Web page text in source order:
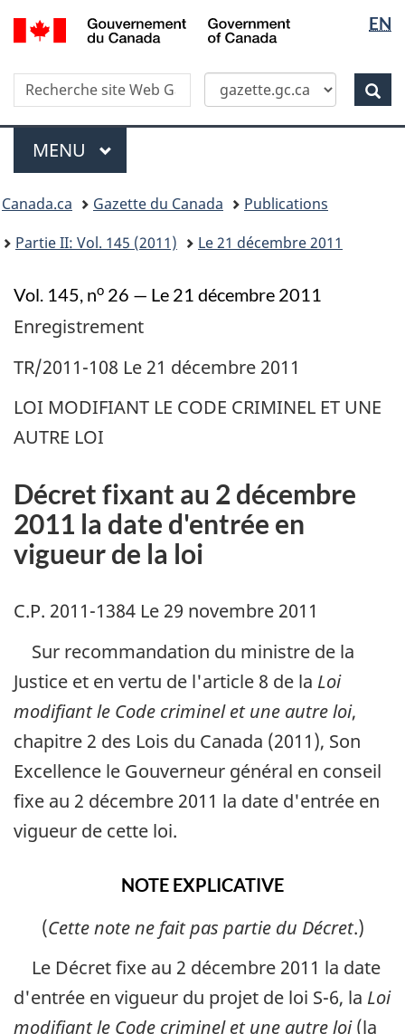
Skip
to
content
Passer
à
version
HTML
simplifiée
la
langue
EN
Canada
Recherche
Recherche
dans
site
Web
Menu
MENU PRINCIPAL
�tes
ici
Canada.ca Gazette du Canada
Publications
Partie II: Vol. 145 (2011)
Le 21 décembre 2011
Vol. 145, no 26 — Le 21 décembre 2011
Enregistrement
TR/2011-108 Le 21 décembre 2011
LOI MODIFIANT LE CODE CRIMINEL ET UNE
AUTRE LOI
Décret fixant au 2 décembre
2011 la date d'entrée en
vigueur de la loi
C.P. 2011-1384 Le 29 novembre 2011
Sur recommandation du ministre de la
Justice et en vertu de l'article 8 de la Loi
modifiant le Code criminel et une autre loi,
chapitre 2 des Lois du Canada (2011), Son
Excellence le Gouverneur général en conseil
fixe au 2 décembre 2011 la date d'entrée en
vigueur de cette loi.
NOTE EXPLICATIVE
(Cette note ne fait pas partie du Décret.)
Le Décret fixe au 2 décembre 2011 la date
d'entrée en vigueur du projet de loi S-6, la Loi
modifiant le Code criminel et une autre loi(la